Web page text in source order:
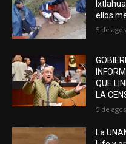
ellos
5 de
QUE
LA
5 de
La